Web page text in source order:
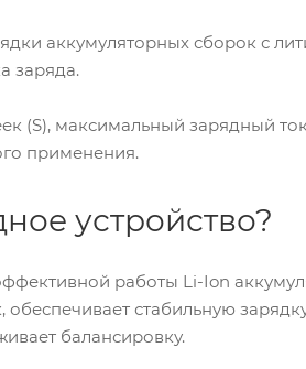
аккумуляторных сборок с
заряда.
(S), максимальный зарядный
применения.
устройство?
работы Li-Ion
обеспечивает стабильную
балансировку.